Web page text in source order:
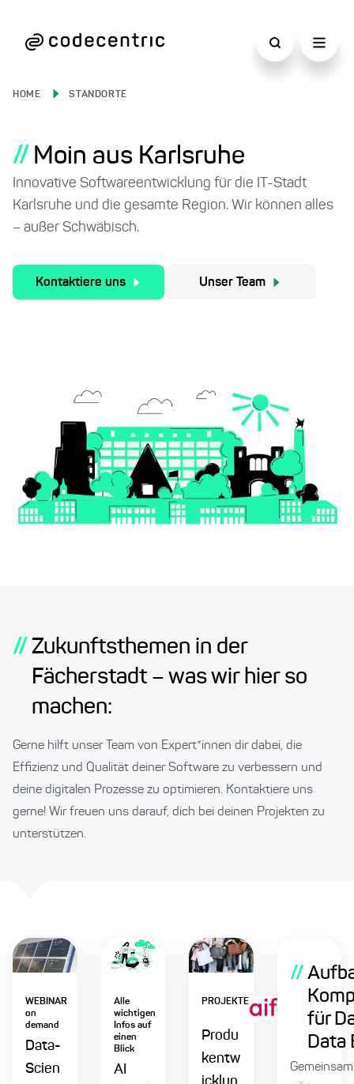
HOME STANDORTE
// Moin aus Karlsruhe
Innovative Softwareentwicklung für die IT-Stadt
Karlsruhe und die gesamte Region. Wir können alles
– außer Schwäbisch.
Kontaktiere uns Unser Team
// Zukunftsthemen in der
Fächerstadt – was wir hier so
machen:
Gerne hilft unser Team von Expert*innen dir dabei, die
Effizienz und Qualität deiner Software zu verbessern und
deine digitalen Prozesse zu optimieren. Kontaktiere uns
gerne! Wir freuen uns darauf, dich bei deinen Projekten zu
unterstützen.
WEBINAR
on
demand
Data-
Scien
Alle
wichtigen
Infos auf
einen
Blick
AI
PROJEKTE
Produ
kentw
//
für
Data
Gemeinsam